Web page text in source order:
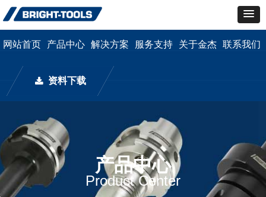
끂 资料下载
网站首页 产品中心 解决方案 服务支持 关于金杰 联系我们
产品中心
Product Center